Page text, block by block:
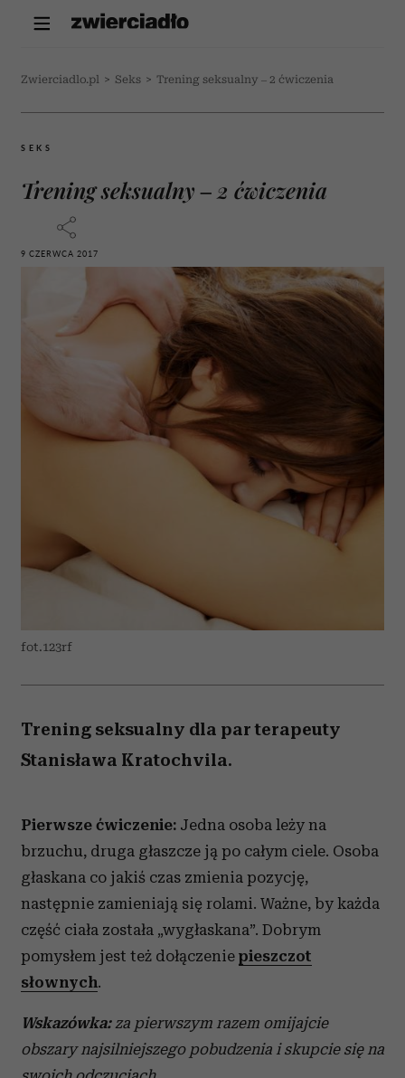
Zwierciadlo.pl > Seks > Trening seksualny – 2 ćwiczenia
SEKS
Trening seksualny – 2 ćwiczenia
9 CZERWCA 2017
fot.123rf
Trening seksualny dla par terapeuty
Stanisława Kratochvila.
Pierwsze ćwiczenie: Jedna osoba leży na
brzuchu, druga głaszcze ją po całym ciele. Osoba
głaskana co jakiś czas zmienia pozycję,
następnie zamieniają się rolami. Ważne, by każda
część ciała została „wygłaskana”. Dobrym
pomysłem jest też dołączenie pieszczot
słownych.
Wskazówka: za pierwszym razem omijajcie
obszary najsilniejszego pobudzenia i skupcie się na